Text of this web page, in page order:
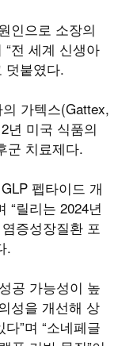
인으로 소장의
전 세계 신생아
덧붙였다.
가텍스(Gattex,
년 미국 식품의
군 치료제다.
펩타이드 개
“릴리는 2024년
증성장질환 포
.
공 가능성이 높
성을 개선해 상
”며 “소네페글